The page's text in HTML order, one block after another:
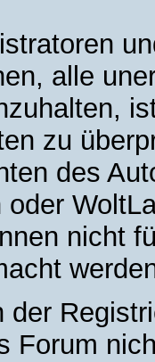
alle
zu
des
nicht
der
Forum